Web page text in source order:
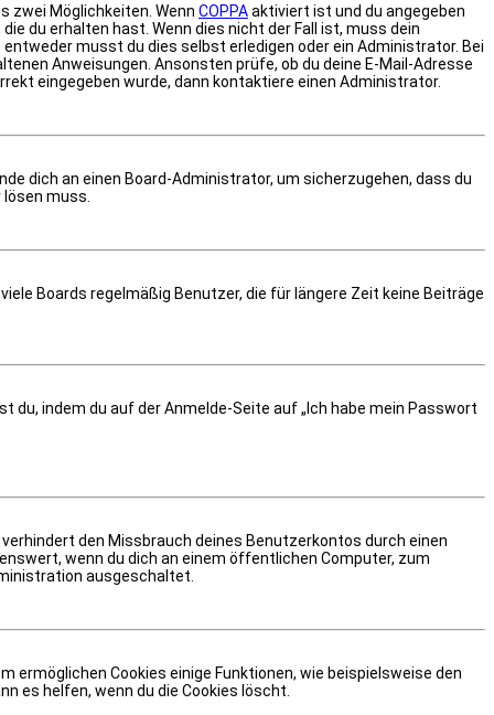
zwei Möglichkeiten. Wenn COPPAaktiviert ist und du angegeben
du erhalten hast. Wenn dies nicht der Fall ist, muss dein
musst du dies selbst erledigen oder ein Administrator. Bei
Anweisungen. Ansonsten prüfe, ob du deine E-Mail-Adresse
eingegeben wurde, dann kontaktiere einen Administrator.
dich an einen Board-Administrator, um sicherzugehen, dass du
muss.
Boards regelmäßig Benutzer, die für längere Zeit keine Beiträge
indem du auf der Anmelde-Seite auf „Ich habe mein Passwort
den Missbrauch deines Benutzerkontos durch einen
wenn du dich an einem öffentlichen Computer, zum
ausgeschaltet.
ermöglichen Cookies einige Funktionen, wie beispielsweise den
es helfen, wenn du die Cookies löscht.